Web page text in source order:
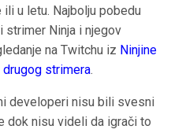
u letu. Najbolju pobedu
strimer Ninja i njegov
na Twitchu iz Ninjine
strimera.
developeri nisu bili svesni
dok nisu videli da igrači to